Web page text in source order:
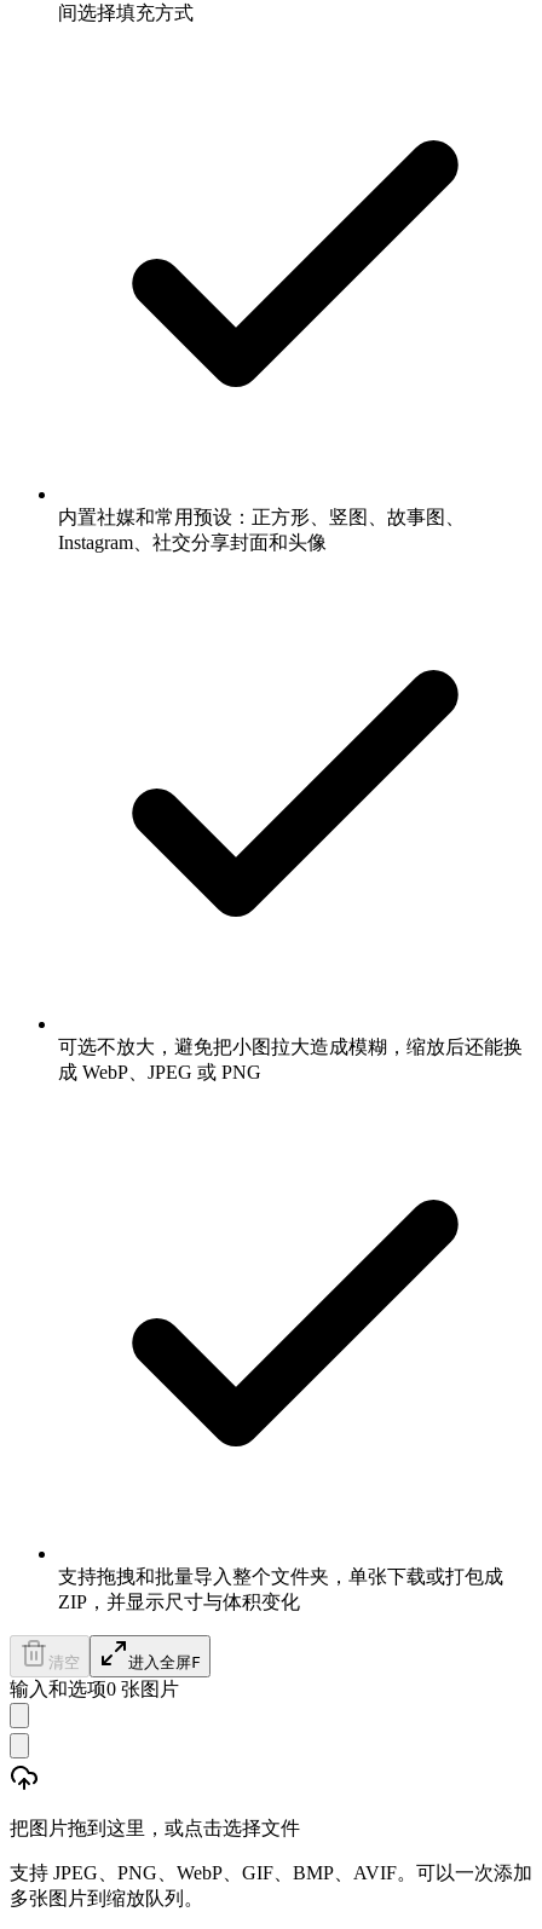
间选择填充方式
内置社媒和常用预设：正方形、竖图、故事图、
Instagram、社交分享封面和头像
可选不放大，避免把小图拉大造成模糊，缩放后还能换
成 WebP、JPEG 或 PNG
支持拖拽和批量导入整个文件夹，单张下载或打包成
ZIP，并显示尺寸与体积变化
清空 进入全屏F
输入和选项0 张图片
把图片拖到这里，或点击选择文件
支持 JPEG、PNG、WebP、GIF、BMP、AVIF。可以一次添加
多张图片到缩放队列。